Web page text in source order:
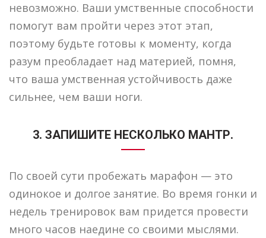
невозможно. Ваши умственные способности
помогут вам пройти через этот этап,
поэтому будьте готовы к моменту, когда
разум преобладает над материей, помня,
что ваша умственная устойчивость даже
сильнее, чем ваши ноги.
3. ЗАПИШИТЕ НЕСКОЛЬКО МАНТР.
По своей сути пробежать марафон — это
одинокое и долгое занятие. Во время гонки и
недель тренировок вам придется провести
много часов наедине со своими мыслями.